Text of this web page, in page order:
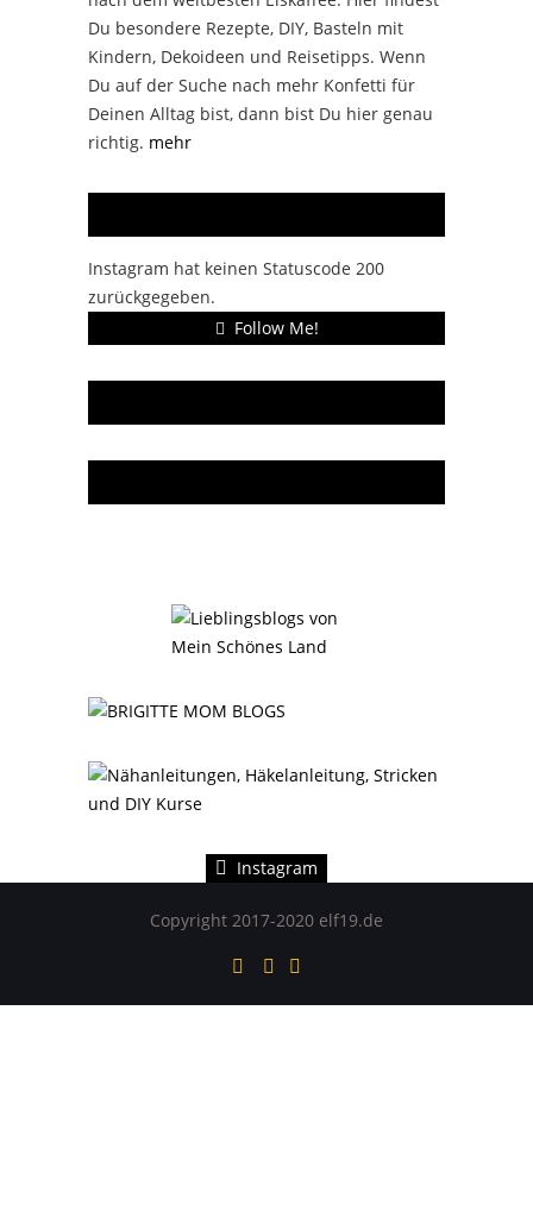
Du besondere Rezepte, DIY, Basteln mit
Kindern, Dekoideen und Reisetipps. Wenn
Du auf der Suche nach mehr Konfetti für
Deinen Alltag bist, dann bist Du hier genau
richtig. mehr
Instagram hat keinen Statuscode 200
zurückgegeben.
Follow Me!
Instagram
Instagram hat keinen Statuscode 200 zurückgegeben.
Copyright 2017-2020 elf19.de